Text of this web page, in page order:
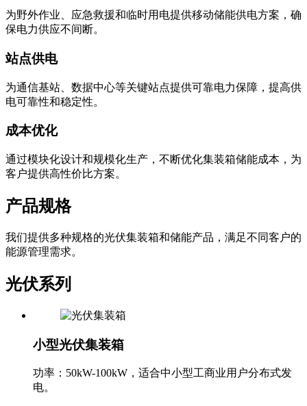
为野外作业、应急救援和临时用电提供移动储能供电方案，确
保电力供应不间断。
站点供电
为通信基站、数据中心等关键站点提供可靠电力保障，提高供
电可靠性和稳定性。
成本优化
通过模块化设计和规模化生产，不断优化集装箱储能成本，为
客户提供高性价比方案。
产品规格
我们提供多种规格的光伏集装箱和储能产品，满足不同客户的
能源管理需求。
光伏系列
小型光伏集装箱
功率：50kW-100kW，适合中小型工商业用户分布式发
电。